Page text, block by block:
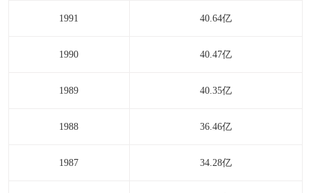
1991 40.64亿
1990 40.47亿
1989 40.35亿
1988 36.46亿
1987 34.28亿